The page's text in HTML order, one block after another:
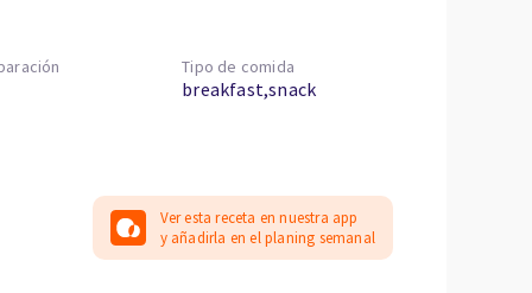
Tipo de comida
breakfast,snack
Ver esta receta en nuestra app
y añadirla en el planing semanal